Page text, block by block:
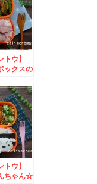
トウ】
ックスの
トウ】
ちゃん☆